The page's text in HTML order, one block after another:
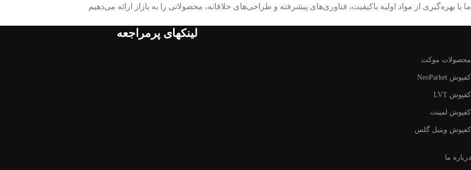
ما با بهره‌گیری از مواد اولیه باکیفیت، فناوری‌های پیشرفته و طراحی‌های خلاقانه، محصولاتی را به بازار ارائه می‌دهیم
لینکهای پرمراجعه
محصولات موکت
کفپوش NeoParket
کفپوش LVT
کفپوش لمینت
کفپوش وینیل گلس
درباره ما